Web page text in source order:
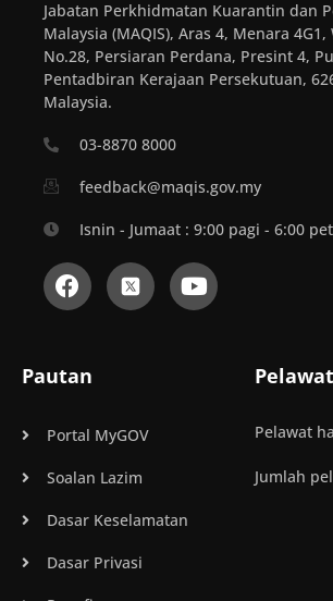
Jabatan Perkhidmatan Kuarantin dan
Malaysia (MAQIS), Aras 4, Menara 4G1,
No.28, Persiaran Perdana, Presint 4,
Pentadbiran Kerajaan Persekutuan,
Malaysia.
03-8870 8000
feedback@maqis.gov.my
Isnin - Jumaat : 9:00 pagi - 6:00
Pautan
Portal MyGOV
Soalan Lazim
Dasar Keselamatan
Dasar Privasi
Pelawat
Pelawat
Jumlah